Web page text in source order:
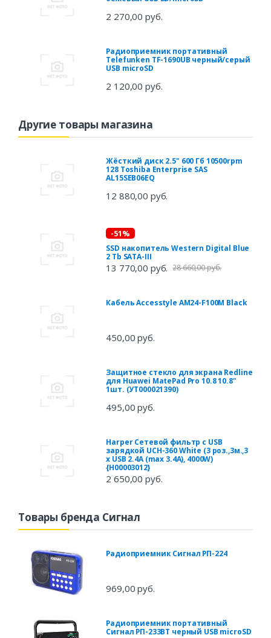
2 270,00 руб.
Радиоприемник портативный
Telefunken TF-1690UB черный/серый
USB microSD
2 120,00 руб.
Другие товары магазина
Жёсткий диск 2.5" 600 Гб 10500rpm
128 Toshiba Enterprise SAS
AL15SEB06EQ
12 880,00 руб.
-51%
SSD накопитель Western Digital Blue
2 Tb SATA-III
13 770,00 руб. 28 660,00 руб.
Кабель Accesstyle AM24-F100M Black
450,00 руб.
Защитное стекло для экрана Redline
для Huawei MatePad Pro 10.8 10.8"
1шт. (УТ000021390)
495,00 руб.
Harper Сетевой фильтр с USB
зарядкой UCH-360 White (3 роз.,3м.,3
x USB 2.4A (max 3.4A), 4000W)
{H00003012}
2 650,00 руб.
Товары бренда Сигнал
Радиоприемник Сигнал РП-224
969,00 руб.
Радиоприемник портативный
Сигнал РП-233BT черный USB microSD